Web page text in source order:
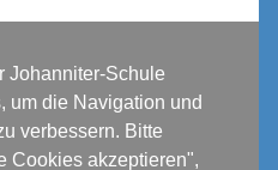
Johanniter-Schule
um die Navigation und
verbessern. Bitte
Cookies akzeptieren",